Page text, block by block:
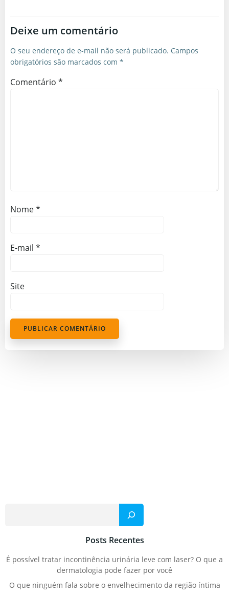
Deixe um comentário
O seu endereço de e-mail não será publicado. Campos
obrigatórios são marcados com *
Comentário *
Nome*
E-mail *
Site
Posts Recentes
É possível tratar incontinência urinária leve com laser? O que a
dermatologia pode fazer por você
O que ninguém fala sobre o envelhecimento da região íntima